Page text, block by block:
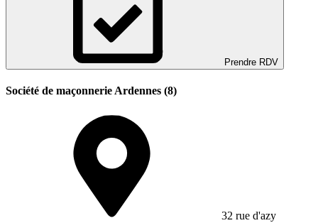
Prendre RDV
Société de maçonnerie Ardennes (8)
32 rue d'azy